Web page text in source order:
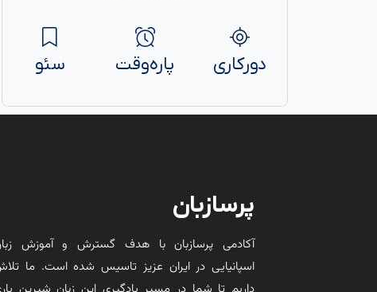
دورکاری پاره‌وقت سئو
پرسازبان
آکادمی پرسازبان با هدف گسترش و آموزش
اسپانیایی در ایران عزیز تاسیس شده است. ما